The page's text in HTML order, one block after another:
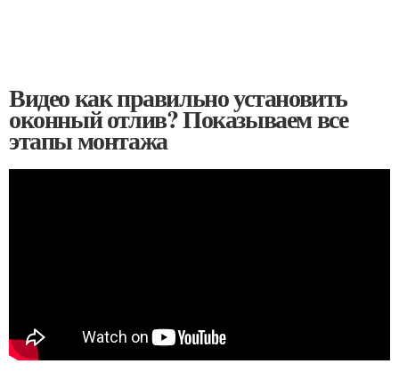
Видео как правильно установить
оконный отлив? Показываем все
этапы монтажа